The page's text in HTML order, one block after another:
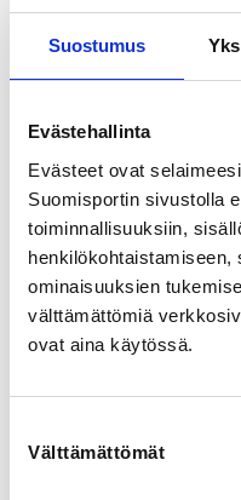
Suostumus
Evästehallinta
Evästeet ovat
Suomisportin sivustolla
toiminnallisuuksiin,
henkilökohtaistamiseen,
ominaisuuksien
välttämättömiä
ovat aina käytössä.
valinta
Välttämättömät
Kausi 25/26 Juniorit
Jatko Torstai 17:00-
Badminton United ry
Rajakylän tenniskeskus